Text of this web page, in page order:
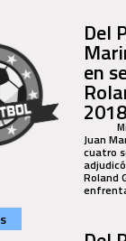
Del
en
2018
Juan
cuatro
Roland